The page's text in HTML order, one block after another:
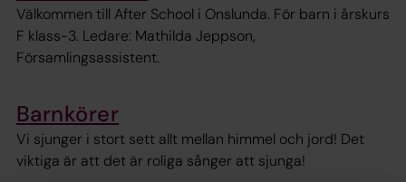
Välkommen till After School i Onslunda. För barn i årskurs
F klass-3. Ledare: Mathilda Jeppson,
Församlingsassistent.
Barnkörer
Vi sjunger i stort sett allt mellan himmel och jord! Det
viktiga är att det är roliga sånger att sjunga!